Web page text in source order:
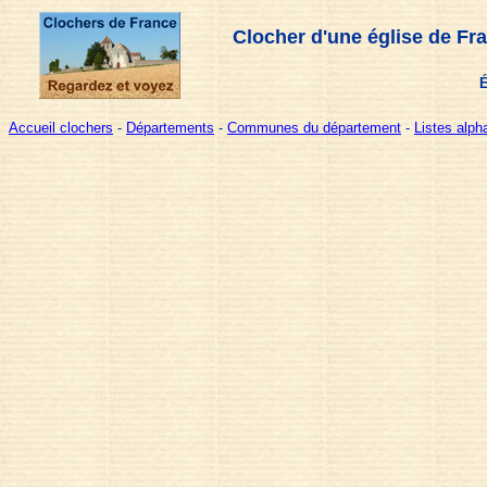
Clocher d'une église de
Accueil clochers - Départements - Communes du département - Listes